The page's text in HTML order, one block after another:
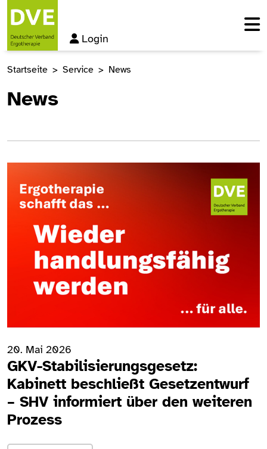
Login
Startseite Service News
News
20. Mai 2026
GKV-Stabilisierungsgesetz:
Kabinett beschließt Gesetzentwurf
– SHV informiert über den weiteren
Prozess